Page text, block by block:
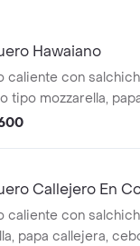
Hawaiano
caliente con
tipo mozzarella,
blanca y salsa
Callejero En
caliente con
papa callejera,